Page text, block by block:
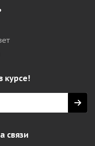
курсе!
связи